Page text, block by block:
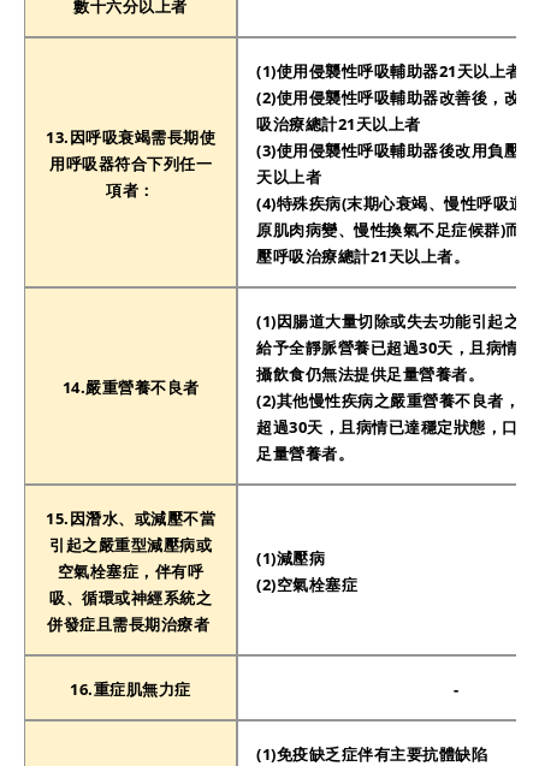
數十六分以上者
13.因呼吸衰竭需長期使
用呼吸器符合下列任一
項者：
(1)使用侵襲性呼吸輔助器21天以上者
(2)使用侵襲性呼吸輔助器改善後，改
吸治療總計21天以上者
(3)使用侵襲性呼吸輔助器後改用負壓
天以上者
(4)特殊疾病(末期心衰竭、慢性呼吸道
原肌肉病變、慢性換氣不足症候群)而
壓呼吸治療總計21天以上者。
14.嚴重營養不良者
(1)因腸道大量切除或失去功能引起之
給予全靜脈營養已超過30天，且病情
攝飲食仍無法提供足量營養者。
(2)其他慢性疾病之嚴重營養不良者，
超過30天，且病情已達穩定狀態，口
足量營養者。
15.因潛水、或減壓不當
引起之嚴重型減壓病或
空氣栓塞症，伴有呼
吸、循環或神經系統之
併發症且需長期治療者
(1)減壓病
(2)空氣栓塞症
16.重症肌無力症 -
(1)免疫缺乏症伴有主要抗體缺陷